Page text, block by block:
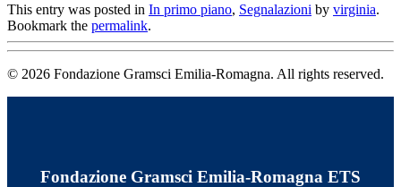
This entry was posted in In primo piano, Segnalazioni by virginia.
Bookmark the permalink.
© 2026 Fondazione Gramsci Emilia-Romagna. All rights reserved.
Fondazione Gramsci Emilia-Romagna ETS